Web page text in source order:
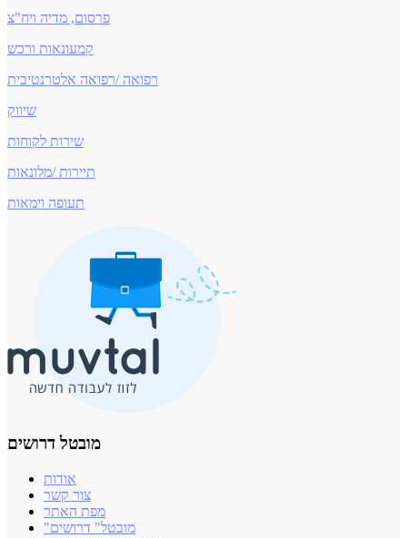
פרסום, מדיה ויח"צ
קמעונאות ורכש
רפואה /רפואה אלטרנטיבית
שיווק
שירות לקוחות
תיירות /מלונאות
תעופה וימאות
מובטל דרושים
אודות
צור קשר
מפת האתר
"מובטל" דרושים